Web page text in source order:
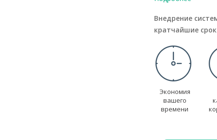
Внедрение
кратчайшие
Экономия
вашего
времени